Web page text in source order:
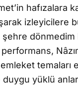
hafızalara
izleyicilere
temaları
yüklü anlar